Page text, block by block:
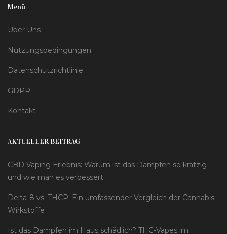
Menü
Über Uns
Nutzungsbedingungen
Datenschutzrichtlinie
GDPR
Kontakt
AKTUELLER BEITRAG
CBD Vaping Erlebnis: Warum ist das Dampfen so kratzig
und wie man es verbessert
Delta-8 vs. THCP: Ein umfassender Vergleich der Cannabis-
Wirkstoffe
Ist das Dampfen im Haus schädlich? THC-Vapes im